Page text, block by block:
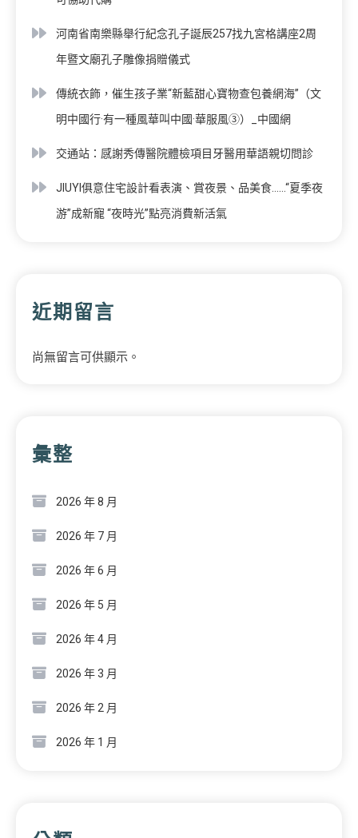
河南省南樂縣舉行紀念孔子誕辰257找九宮格講座2周
年暨文廟孔子雕像捐贈儀式
傳統衣飾，催生孩子業“新藍甜心寶物查包養網海”（文
明中國行·有一種風華叫中國·華服風③）_中國網
交通站：感謝秀傳醫院體檢項目牙醫用華語親切問診
JIUYI俱意住宅設計看表演、賞夜景、品美食……“夏季夜
游”成新寵 “夜時光”點亮消費新活氣
近期留言
尚無留言可供顯示。
彙整
2026 年 8 月
2026 年 7 月
2026 年 6 月
2026 年 5 月
2026 年 4 月
2026 年 3 月
2026 年 2 月
2026 年 1 月